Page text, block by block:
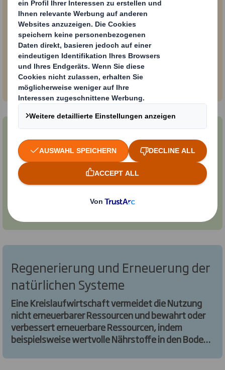
Produkte und Materialien im Einsatz
halten
Eine Kreislaufwirtschaft begünstigt Aktivitäten,
die Werte in Form von Energie, Arbeit und
Materialien erhalten. Das bedeutet, dass wir auf
Langlebigkeit, Wiederverwendung,
Wiederaufbereitung und Recycling achten müssen,
damit Produkte, Komponenten und Materialien in
der Wirtschaft weiter zirkulieren.
Vermeidung von Abfall und
Verschmutzung
Eine Kreislaufwirtschaft deckt die negativen
Auswirkungen der Wirtschaftstätigkeit auf, die der
menschlichen Gesundheit und den natürlichen
von Treibhausgasen und gefährlichen Stoffen, die
Verschmutzung von Luft, Boden und Wasser sowie
die strukturelle Verschwendung wie
Regenerierung und Erneuerung der
natürlichen Systeme
Eine Kreislaufwirtschaft vermeidet die Nutzung
nicht erneuerbarer Ressourcen und bewahrt oder
verbessert erneuerbare Ressourcen, indem
beispielsweise wertvolle Nährstoffe in den Boden
unterstützen, oder indem erneuerbare Energie